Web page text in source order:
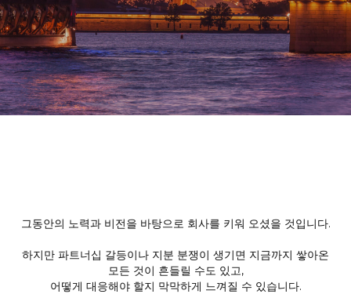
그동안의 노력과 비전을 바탕으로 회사를 키워 오셨을 것입니다.
하지만 파트너십 갈등이나 지분 분쟁이 생기면 지금까지 쌓아온
모든 것이 흔들릴 수도 있고,
어떻게 대응해야 할지 막막하게 느껴질 수 있습니다.